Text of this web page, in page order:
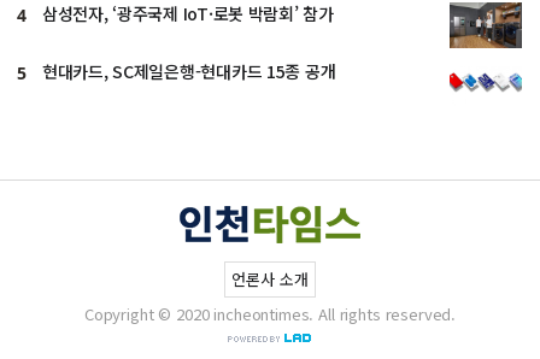
4 삼성전자, ‘광주국제 IoT·로봇 박람회’ 참가
5 현대카드, SC제일은행-현대카드 15종 공개
언론사 소개
Copyright © 2020 incheontimes. All rights reserved.